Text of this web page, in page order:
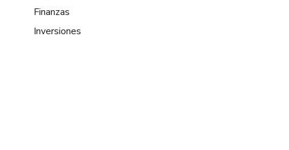
Finanzas
Inversiones